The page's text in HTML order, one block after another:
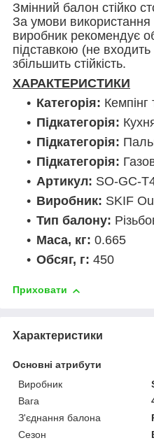
Змінний балон стійко
За умови використання
виробник рекомендує
підставкою (не
збільшить стійкість.
ХАРАКТЕРИСТИКИ
Категорія: Кемпінг
Підкатегорія:
Підкатегорія:
Підкатегорія:
Артикул: SO-GC-
Виробник: SKIF
Тип балону:
Маса, кг: 0.665
Обсяг, г: 450
Приховати
Характеристики
Основні атрибути
Виробник
Вага
З'єднання балона
Сезон